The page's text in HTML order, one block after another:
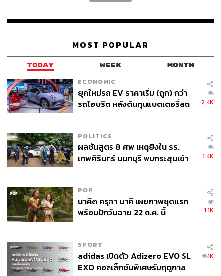
MOST POPULAR
TODAY WEEK MONTH
ECONOMIC
ยุคใหม่รถ EV ราคาเริ่ม (ถูก) กว่า
รถไฮบริด หลังต้นทุนแบตเตอรี่ลด
2.4K
POLITICS
ผลชันสูตร 8 ศพ เหตุยิงใน รร.
เทพศิรินทร์ นนทบุรี พบกระสุนเข้า
1.4K
POP
นาคี๓ ครุฑา นาคี เผยภาพชุดแรก
พร้อมปักวันฉาย 22 ต.ค. นี้
1.1K
SPORT
adidas เปิดตัว Adizero EVO SL
EXO คอลเล็กชันพิเศษรับฤดูกาล
1K